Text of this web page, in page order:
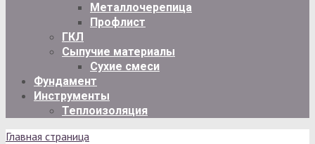
Металлочерепица
Профлист
ГКЛ
Сыпучие материалы
Сухие смеси
Фундамент
Инструменты
Теплоизоляция
Главная страница